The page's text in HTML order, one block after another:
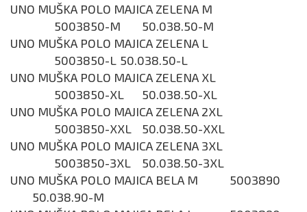
UNO MUŠKA POLO MAJICA ZELENA M
5003850-M
50.038.50-M
UNO MUŠKA POLO MAJICA ZELENA L
5003850-L 50.038.50-L
UNO MUŠKA POLO MAJICA ZELENA XL
5003850-XL
50.038.50-XL
UNO MUŠKA POLO MAJICA ZELENA 2XL
5003850-XXL
50.038.50-XXL
UNO MUŠKA POLO MAJICA ZELENA 3XL
5003850-3XL
50.038.50-3XL
UNO MUŠKA POLO MAJICA BELA M
5003890
50.038.90-M